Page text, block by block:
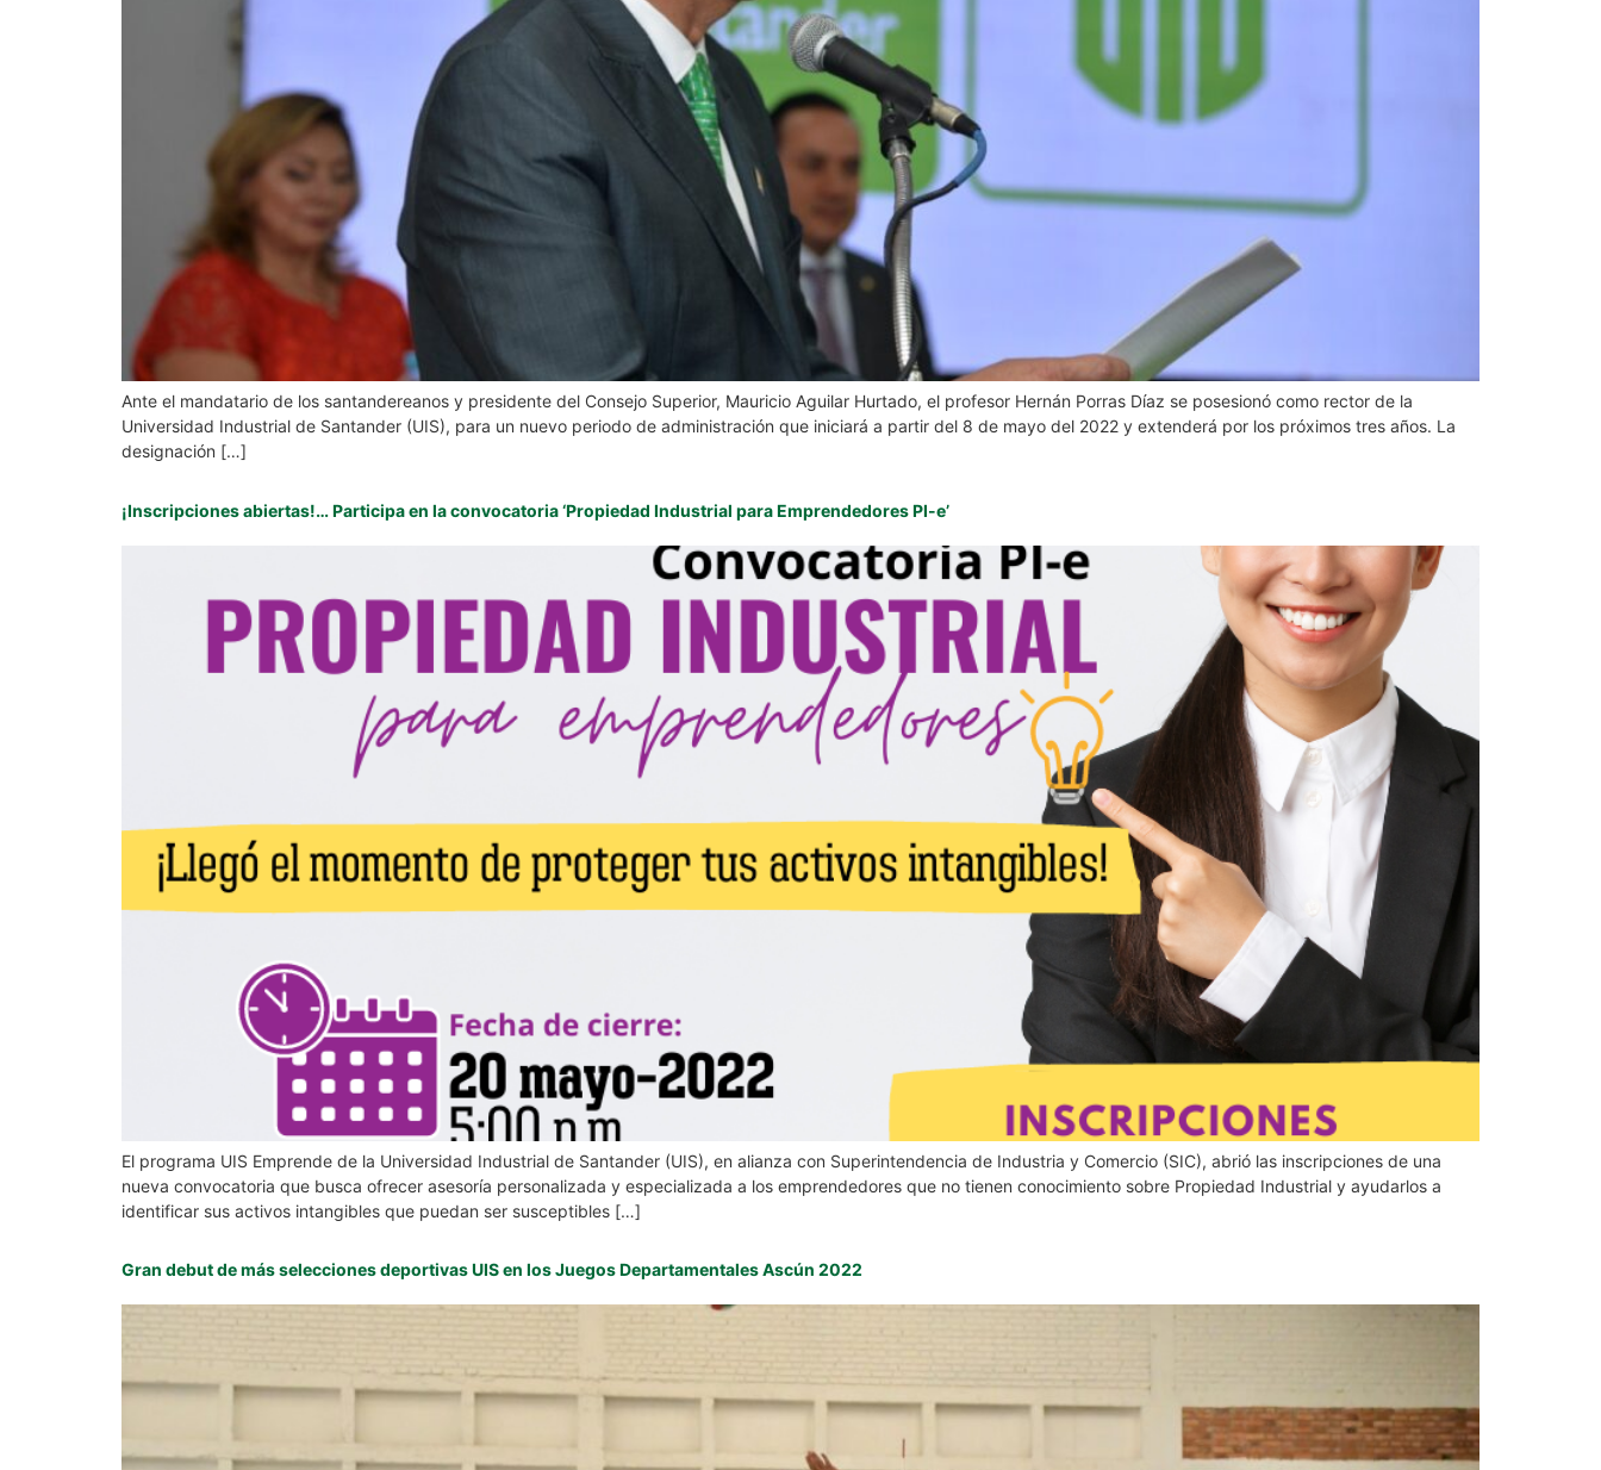
Ante el mandatario de los santandereanos y presidente del Consejo Superior, Mauricio Aguilar Hurtado, el profesor Hernán Porras Díaz se posesionó como rector de la
Universidad Industrial de Santander (UIS), para un nuevo periodo de administración que iniciará a partir del 8 de mayo del 2022 y extenderá por los próximos tres años. La
designación […]
¡Inscripciones abiertas!… Participa en la convocatoria ‘Propiedad Industrial para Emprendedores PI-e’
El programa UIS Emprende de la Universidad Industrial de Santander (UIS), en alianza con Superintendencia de Industria y Comercio (SIC), abrió las inscripciones de una
nueva convocatoria que busca ofrecer asesoría personalizada y especializada a los emprendedores que no tienen conocimiento sobre Propiedad Industrial y ayudarlos a
identificar sus activos intangibles que puedan ser susceptibles […]
Gran debut de más selecciones deportivas UIS en los Juegos Departamentales Ascún 2022